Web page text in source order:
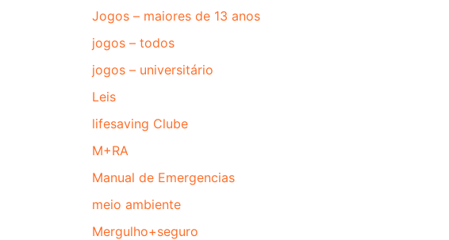
Jogos – maiores de 13 anos
jogos – todos
jogos – universitário
Leis
lifesaving Clube
M+RA
Manual de Emergencias
meio ambiente
Mergulho+seguro